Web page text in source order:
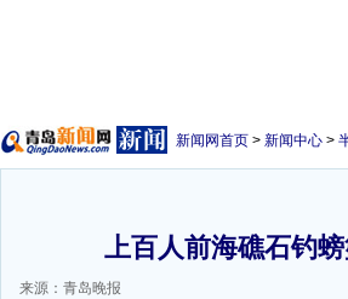
新闻网首页 > 新闻中心 >
上百人前海礁石钓
来源：青岛晚报